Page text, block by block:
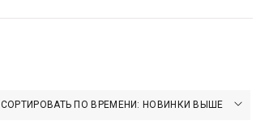
СОРТИРОВАТЬ ПО ВРЕМЕНИ: НОВИНКИ ВЫШЕ